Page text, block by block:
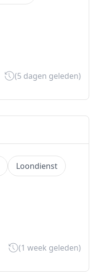
(5 dagen geleden)
Loondienst
(1 week geleden)